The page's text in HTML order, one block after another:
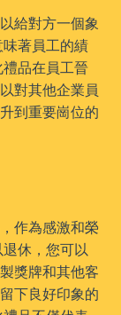
給對方一個象
著員工的績
品在員工晉
對其他企業員
到重要崗位的
作為感激和榮
休，您可以
獎牌和其他客
下良好印象的